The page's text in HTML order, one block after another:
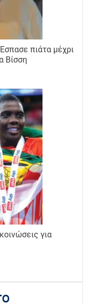
πιάτα μέχρι
Βίσση
για